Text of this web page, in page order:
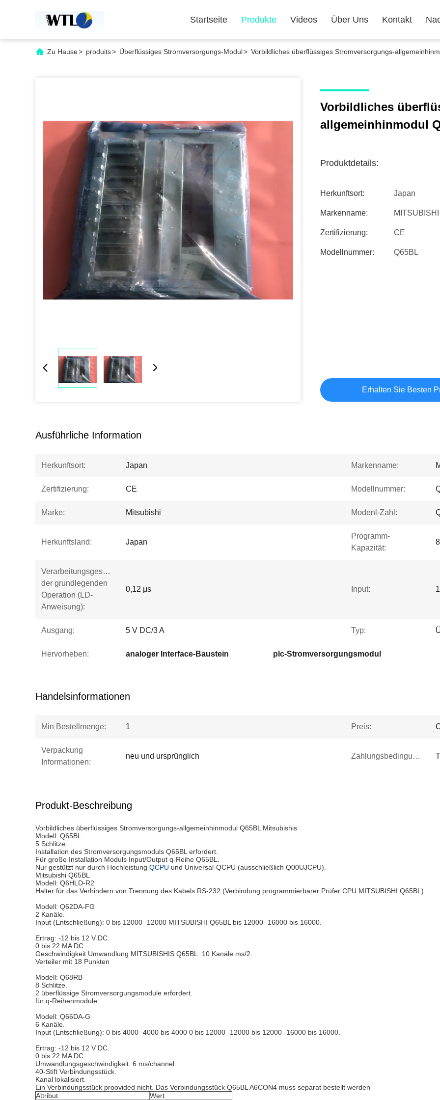
Startseite Produkte Videos Über Uns Kontakt
Zu Hause> produits> Überflüssiges Stromversorgungs-Modul> Vorbildliches überflüssiges Stromversorgungs-
Vorbildliches
allgemeinhinmodul
Produktdetails:
Herkunftsort: Japan
Markenname: MITSUBISHI
Zertifizierung: CE
Modellnummer: Q65BL
Erhalten Sie Besten
Ausführliche Information
Herkunftsort: Japan Markenname:
Zertifizierung: CE Modellnummer:
Marke: Mitsubishi Modenl-Zahl:
Herkunftsland: Japan
Programm-
Kapazität:
Verarbeitungsgeschwindigkeit
der grundlegenden
Operation (LD-
Anweisung):
0,12 μs Input:
Ausgang: 5 V DC/3 A Typ:
Hervorheben: analoger Interface-Baustein plc-Stromversorgungsmodul
Handelsinformationen
Min Bestellmenge: 1 Preis:
Verpackung
Informationen:
neu und ursprünglich Zahlungsbedingungen:
Produkt-Beschreibung
Vorbildliches überflüssiges Stromversorgungs-allgemeinhinmodul Q65BL Mitsubishis
Modell: Q65BL.
5 Schlitze.
Installation des Stromversorgungsmoduls Q65BL erfordert.
Für große Installation Moduls Input/Output q-Reihe Q65BL.
Nur gestützt nur durch Hochleistung QCPU und Universal-QCPU (ausschließlich Q00UJCPU).
Mitsubishi Q65BL
Modell: Q6HLD-R2
Halter für das Verhindern von Trennung des Kabels RS-232 (Verbindung programmierbarer Prüfer CPU MITSUBISHI Q65BL)
Modell: Q62DA-FG
2 Kanäle.
Input (Entschließung): 0 bis 12000 -12000 MITSUBISHI Q65BL bis 12000 -16000 bis 16000.
Ertrag: -12 bis 12 V DC.
0 bis 22 MA DC.
Geschwindigkeit Umwandlung MITSUBISHIS Q65BL: 10 Kanäle ms/2.
Verteiler mit 18 Punkten
Modell: Q68RB
8 Schlitze.
2 überflüssige Stromversorgungsmodule erfordert.
für q-Reihenmodule
Modell: Q66DA-G
6 Kanäle.
Input (Entschließung): 0 bis 4000 -4000 bis 4000 0 bis 12000 -12000 bis 12000 -16000 bis 16000.
Ertrag: -12 bis 12 V DC.
0 bis 22 MA DC.
Umwandlungsgeschwindigkeit: 6 ms/channel.
40-Stift Verbindungsstück.
Kanal lokalisiert.
Ein Verbindungsstück proovided nicht. Das Verbindungsstück Q65BL A6CON4 muss separat bestellt werden
Attribut
Wert